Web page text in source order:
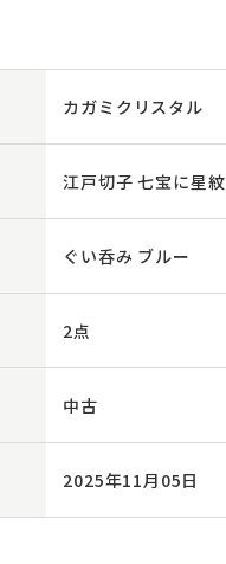
カガミクリスタル
江戸切子 七宝に星紋
ぐい呑み ブルー
2点
中古
2025年11月05日